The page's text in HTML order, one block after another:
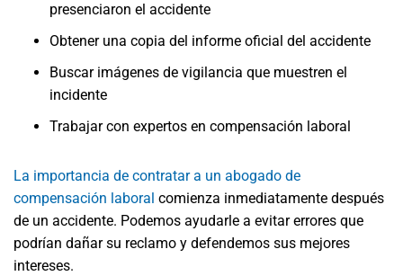
presenciaron el accidente
Obtener una copia del informe oficial del accidente
Buscar imágenes de vigilancia que muestren el
incidente
Trabajar con expertos en compensación laboral
La importancia de contratar a un abogado de
compensación laboral comienza inmediatamente después
de un accidente. Podemos ayudarle a evitar errores que
podrían dañar su reclamo y defendemos sus mejores
intereses.